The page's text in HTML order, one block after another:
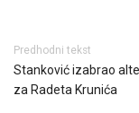
Predhodni tekst
Stanković izabrao
za Radeta Krunića